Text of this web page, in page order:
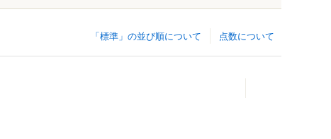
点数について
「標準」の並び順について